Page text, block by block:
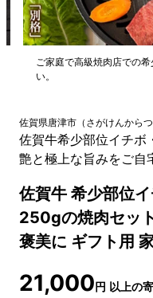
ご家庭で高級焼肉店での
い。
佐賀県唐津市 （ さがけんから
佐賀牛希少部位イチボ
艶と極上な旨みをご自
佐賀牛 希少部位
250gの焼肉セッ
褒美に ギフト用
21,000円 以上の